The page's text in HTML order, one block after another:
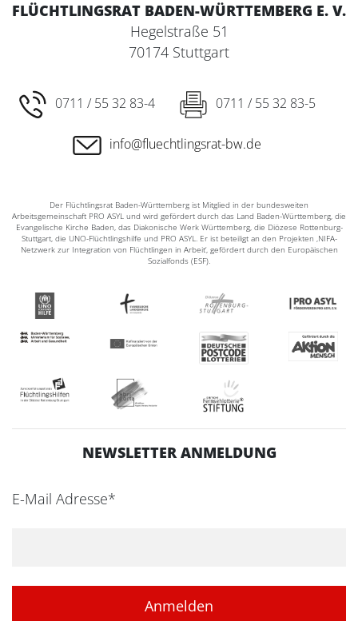
FLÜCHTLINGSRAT BADEN-WÜRTTEMBERG E. V.
Hegelstraße 51
70174 Stuttgart
0711 / 55 32 83-4 0711 / 55 32 83-5
info@fluechtlingsrat-bw.de
Der Flüchtlingsrat Baden-Württemberg ist Mitglied in der bundesweiten
Arbeitsgemeinschaft PRO ASYL und wird gefördert durch das Land Baden-Württemberg, die
Evangelische Kirche Baden, das Diakonische Werk Württemberg, die Diözese Rottenburg-
Stuttgart, die UNO-Flüchtlingshilfe und PRO ASYL. Er ist beteiligt an den Projekten ‚NIFA-
Netzwerk zur Integration von Flüchtlingen in Arbeit‘, gefördert durch den Europäischen
Sozialfonds (ESF).
NEWSLETTER ANMELDUNG
E-Mail Adresse*